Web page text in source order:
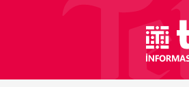
türk
PUA